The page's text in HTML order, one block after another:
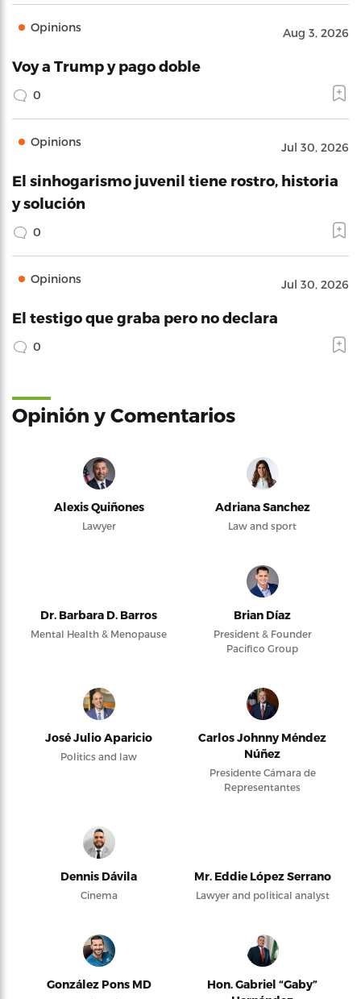
Opinions Aug 3, 2026
Voy a Trump y pago doble
0
Opinions Jul 30, 2026
El sinhogarismo juvenil tiene rostro, historia
y solución
0
Opinions Jul 30, 2026
El testigo que graba pero no declara
0
Opinión y Comentarios
Alexis Quiñones
Lawyer
Adriana Sanchez
Law and sport
Dr. Barbara D. Barros
Mental Health & Menopause
Brian Díaz
President & Founder
Pacifico Group
José Julio Aparicio
Politics and law
Carlos Johnny Méndez
Núñez
Presidente Cámara de
Representantes
Dennis Dávila
Cinema
Mr. Eddie López Serrano
Lawyer and political analyst
González Pons MD
Hon. Gabriel “Gaby”